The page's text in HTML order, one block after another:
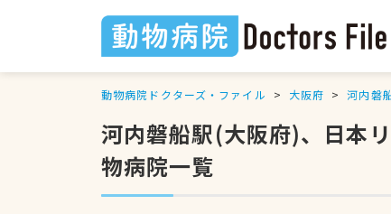
動物病院ドクターズ・ファイル 大阪府 河内磐
河内磐船駅(大阪府)、日本
物病院一覧